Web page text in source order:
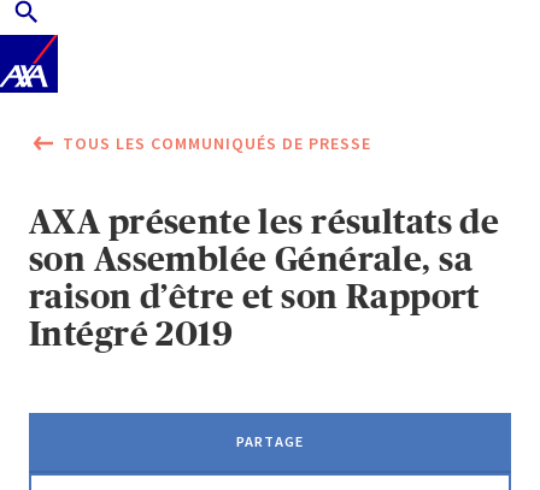
TOUS LES COMMUNIQUÉS DE PRESSE
AXA présente les résultats de
son Assemblée Générale, sa
raison d’être et son Rapport
Intégré 2019
PARTAGE